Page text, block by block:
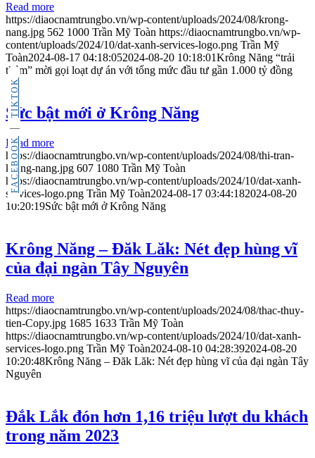
FACEBOOK
TIKTOK
Read more
https://diaocnamtrungbo.vn/wp-content/uploads/2024/08/krong-
nang.jpg 562 1000 Trần Mỹ Toàn https://diaocnamtrungbo.vn/wp-
content/uploads/2024/10/dat-xanh-services-logo.png Trần Mỹ
Toàn2024-08-17 04:18:052024-08-20 10:18:01Krông Năng “trải
thảm”​ mời gọi loạt dự án với tổng mức đầu tư gần 1.000 tỷ đồng
Sức bật mới ở Krông Năng
Read more
https://diaocnamtrungbo.vn/wp-content/uploads/2024/08/thi-tran-
krong-nang.jpg 607 1080 Trần Mỹ Toàn
https://diaocnamtrungbo.vn/wp-content/uploads/2024/10/dat-xanh-
services-logo.png Trần Mỹ Toàn2024-08-17 03:44:182024-08-20
10:20:19Sức bật mới ở Krông Năng
Krông Năng – Đăk Lăk: Nét đẹp hùng vĩ
của đại ngàn Tây Nguyên
Read more
https://diaocnamtrungbo.vn/wp-content/uploads/2024/08/thac-thuy-
tien-Copy.jpg 1685 1633 Trần Mỹ Toàn
https://diaocnamtrungbo.vn/wp-content/uploads/2024/10/dat-xanh-
services-logo.png Trần Mỹ Toàn2024-08-10 04:28:392024-08-20
10:20:48Krông Năng – Đăk Lăk: Nét đẹp hùng vĩ của đại ngàn Tây
Nguyên
Đắk Lắk đón hơn 1,16 triệu lượt du khách
trong năm 2023